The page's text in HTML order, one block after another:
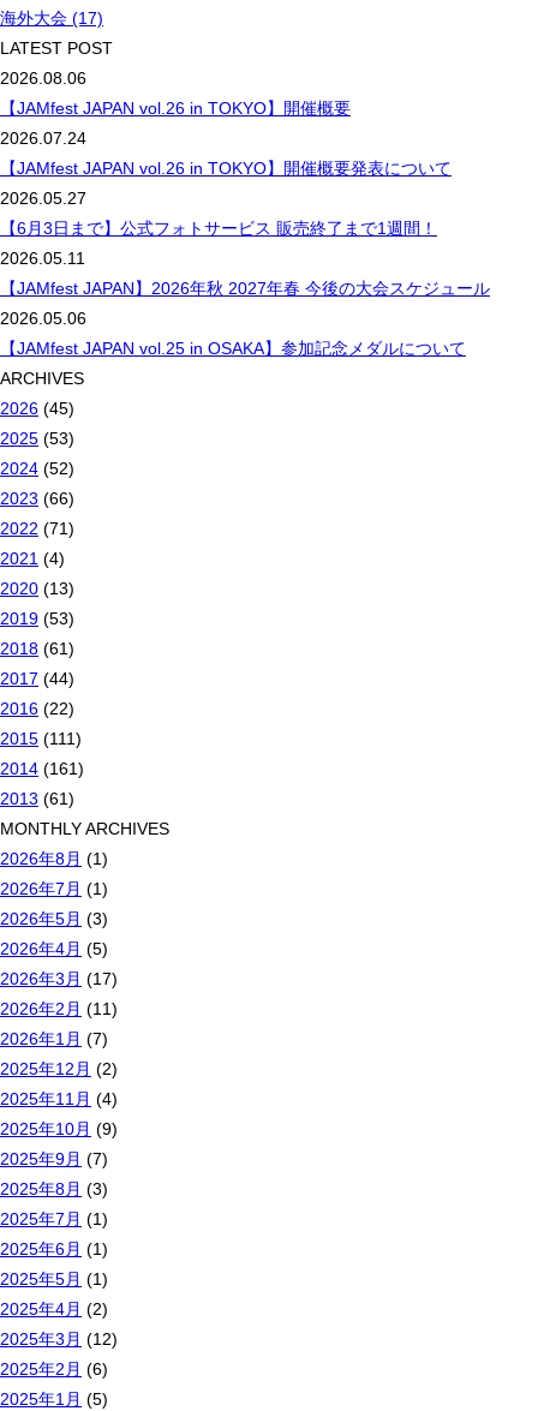
海外大会 (17)
LATEST POST
2026.08.06
【JAMfest JAPAN vol.26 in TOKYO】開催概要
2026.07.24
【JAMfest JAPAN vol.26 in TOKYO】開催概要発表について
2026.05.27
【6月3日まで】公式フォトサービス 販売終了まで1週間！
2026.05.11
【JAMfest JAPAN】2026年秋 2027年春 今後の大会スケジュール
2026.05.06
【JAMfest JAPAN vol.25 in OSAKA】参加記念メダルについて
ARCHIVES
2026 (45)
2025 (53)
2024 (52)
2023 (66)
2022 (71)
2021 (4)
2020 (13)
2019 (53)
2018 (61)
2017 (44)
2016 (22)
2015 (111)
2014 (161)
2013 (61)
MONTHLY ARCHIVES
2026年8月 (1)
2026年7月 (1)
2026年5月 (3)
2026年4月 (5)
2026年3月 (17)
2026年2月 (11)
2026年1月 (7)
2025年12月 (2)
2025年11月 (4)
2025年10月 (9)
2025年9月 (7)
2025年8月 (3)
2025年7月 (1)
2025年6月 (1)
2025年5月 (1)
2025年4月 (2)
2025年3月 (12)
2025年2月 (6)
2025年1月 (5)